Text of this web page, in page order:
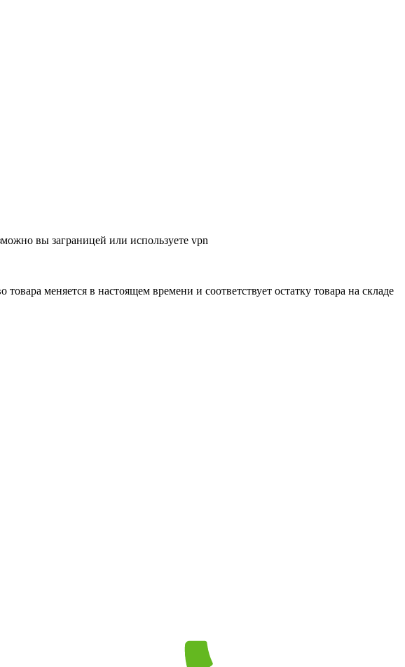
вы заграницей или используете vpn
товара меняется в настоящем времени и соответствует остатку товара на складе